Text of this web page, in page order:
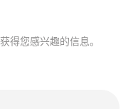
得您感兴趣的信息。